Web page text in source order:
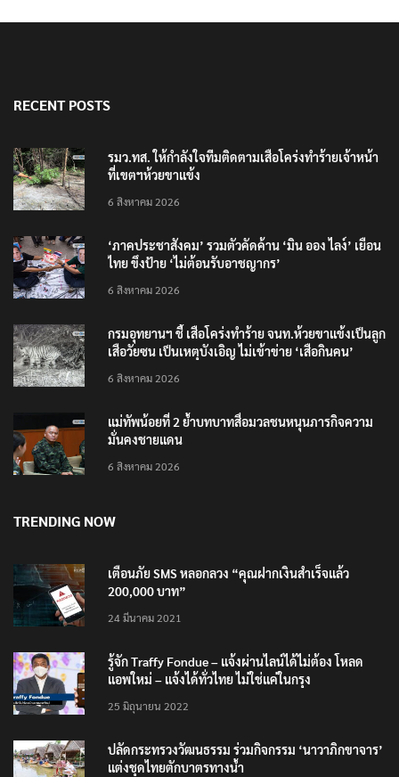
RECENT POSTS
รมว.ทส. ให้กำลังใจทีมติดตามเสือโคร่งทำร้ายเจ้าหน้า
ที่เขตฯห้วยขาแข้ง
6 สิงหาคม 2026
‘ภาคประชาสังคม’ รวมตัวคัดค้าน ‘มิน ออง ไลง์’ เยือน
ไทย ขึงป้าย ‘ไม่ต้อนรับอาชญากร’
6 สิงหาคม 2026
กรมอุทยานฯ ชี้ เสือโคร่งทำร้าย จนท.ห้วยขาแข้งเป็นลูก
เสือวัยซน เป็นเหตุบังเอิญ ไม่เข้าข่าย ‘เสือกินคน’
6 สิงหาคม 2026
แม่ทัพน้อยที่ 2 ย้ำบทบาทสื่อมวลชนหนุนภารกิจความ
มั่นคงชายแดน
6 สิงหาคม 2026
TRENDING NOW
เตือนภัย SMS หลอกลวง “คุณฝากเงินสำเร็จแล้ว
200,000 บาท”
24 มีนาคม 2021
รู้จัก Traffy Fondue – แจ้งผ่านไลน์ได้ไม่ต้อง โหลด
แอพใหม่ – แจ้งได้ทั่วไทย ไม่ใช่แค่ในกรุง
25 มิถุนายน 2022
ปลัดกระทรวงวัฒนธรรม ร่วมกิจกรรม ‘นาวาภิกขาจาร’
แต่งชุดไทยตักบาตรทางน้ำ